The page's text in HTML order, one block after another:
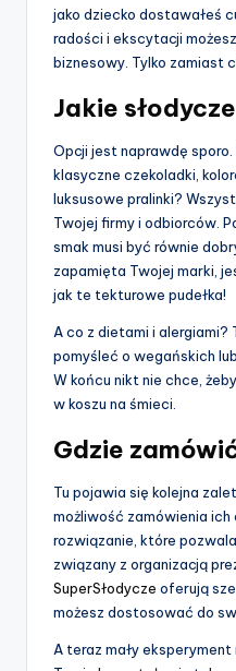
jako dziecko dostawałeś
radości i ekscytacji
biznesowy. Tylko zamiast
Jakie
Opcji jest naprawdę
klasyczne czekoladki,
luksusowe pralinki?
Twojej firmy i odbiorców.
smak musi być równie
zapamięta Twojej marki,
jak te tekturowe pudełka!
A co z dietami i
pomyśleć o wegańskich
W końcu nikt nie chce,
w koszu na śmieci.
Gdzie
Tu pojawia się kolejna
możliwość zamówienia ich
rozwiązanie, które
związany z organizacją
SuperSłodycze oferują
możesz dostosować do
A teraz mały